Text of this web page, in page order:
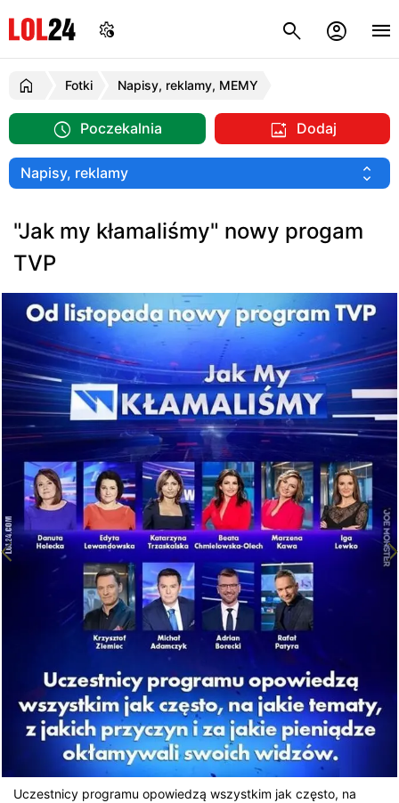
Fotki Napisy, reklamy, MEMY
Poczekalnia Dodaj
"Jak my kłamaliśmy" nowy progam
TVP
Uczestnicy programu opowiedzą wszystkim jak często, na